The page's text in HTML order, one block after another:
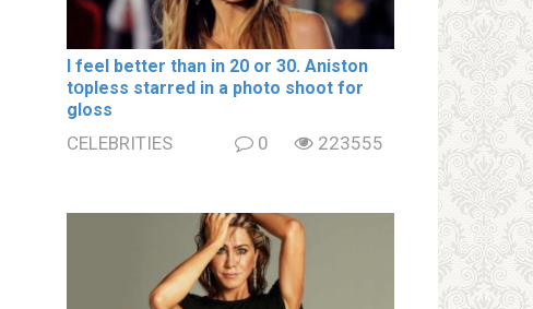
I feel better than in 20 or 30. Aniston
tօpless starred in a photo shoot for
gloss
CELEBRITIES 0 223555